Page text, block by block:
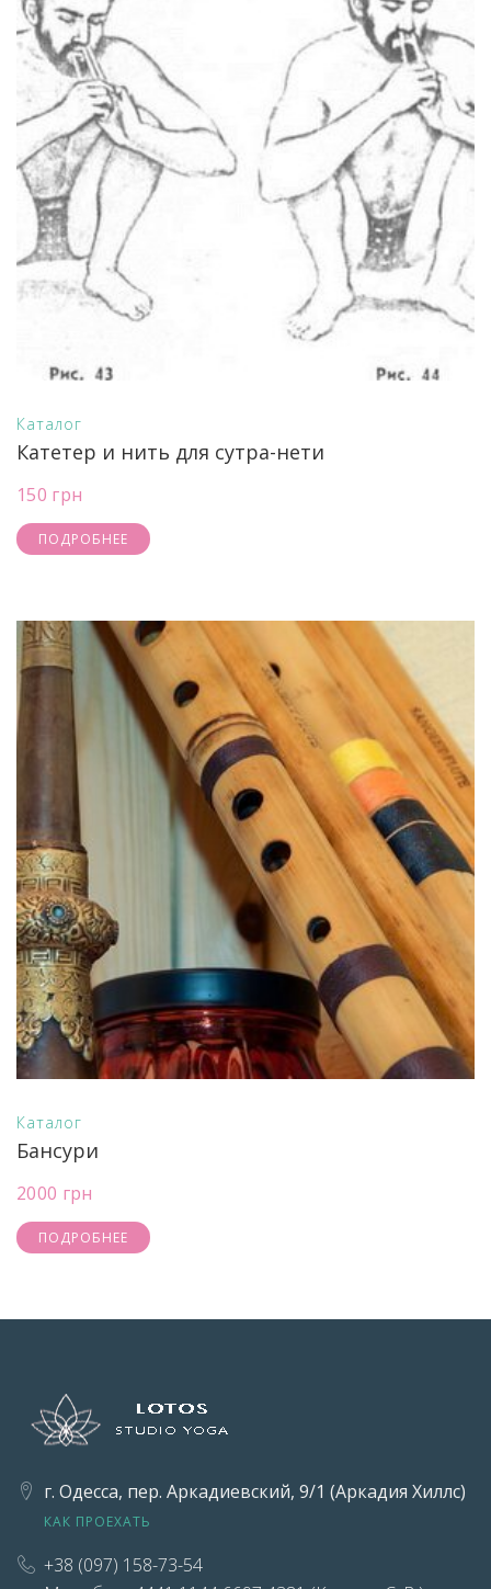
Каталог
Катетер и нить для сутра-нети
150 грн
ПОДРОБНЕЕ
Каталог
Бансури
2000 грн
ПОДРОБНЕЕ
г. Одесса, пер. Аркадиевский, 9/1 (Аркадия Хиллс)
КАК ПРОЕХАТЬ
+38 (097) 158-73-54